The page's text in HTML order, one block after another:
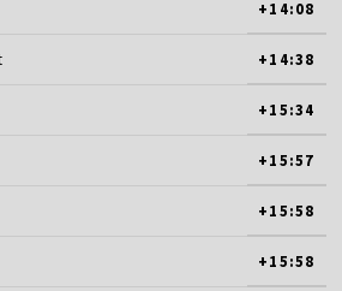
+14:08
+14:38
+15:34
+15:57
+15:58
+15:58